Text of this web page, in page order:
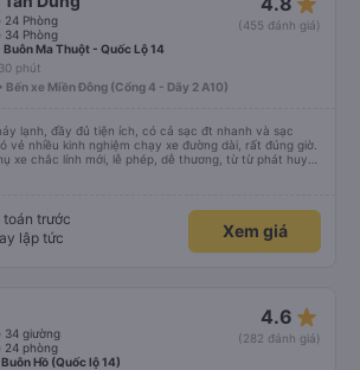
24 Phòng
34 Phòng
(455 đánh giá)
Buôn Ma Thuột - Quốc Lộ 14
phút
Bến xe Miền Đông (Cổng 4 - Dãy 2 A10)
đầy đủ tiện ích, có cả sạc đt nhanh và sạc
vẻ nhiều kinh nghiệm chạy xe đường dài, rất đúng giờ.
xe chắc lính mới, lễ phép, dễ thương, từ từ phát huy
toán trước
lập tức
Xem giá
34 giường
24 phòng
4.6 star_rate
(282 đánh giá)
Hồ (Quốc lộ 14)